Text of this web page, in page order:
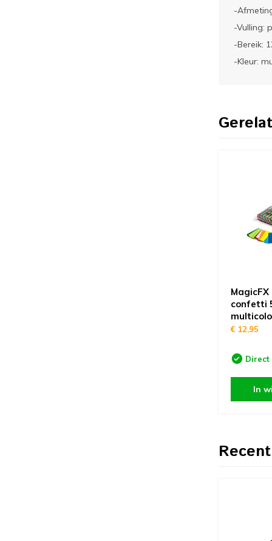
-
-Vulling:
-Bereik:
-Kleur:
confetti
€ 12,95
Direct
In